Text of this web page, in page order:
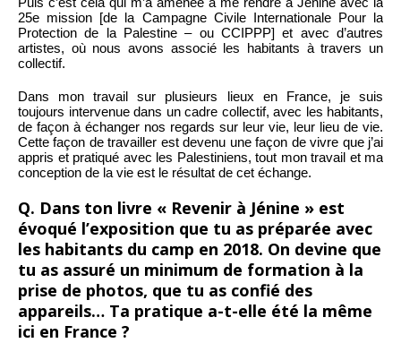
25e mission [de la Campagne Civile Internationale Pour la
Protection de la Palestine – ou CCIPPP] et avec d’autres
artistes, où nous avons associé les habitants à travers un
collectif.
Dans mon travail sur plusieurs lieux en France, je suis
toujours intervenue dans un cadre collectif, avec les habitants,
de façon à échanger nos regards sur leur vie, leur lieu de vie.
Cette façon de travailler est devenu une façon de vivre que j’ai
appris et pratiqué avec les Palestiniens, tout mon travail et ma
conception de la vie est le résultat de cet échange.
Q. Dans ton livre « Revenir à Jénine » est
évoqué l’exposition que tu as préparée avec
les habitants du camp en 2018. On devine que
tu as assuré un minimum de formation à la
prise de photos, que tu as confié des
appareils… Ta pratique a-t-elle été la même
ici en France ?